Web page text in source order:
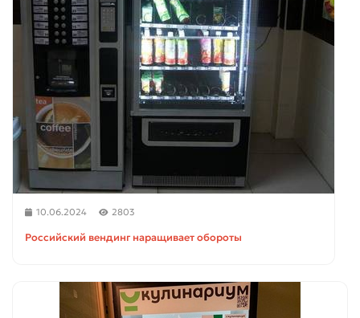
10.06.2024 2803
Российский вендинг наращивает обороты